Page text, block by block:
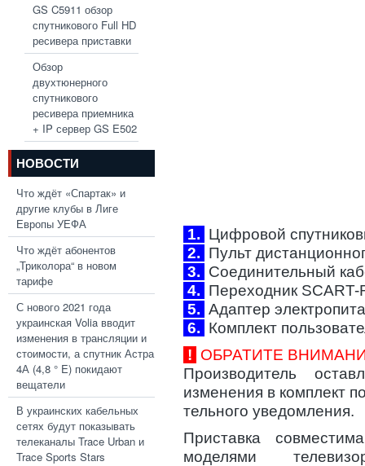
GS C5911 обзор
спутникового Full HD
ресивера приставки
Обзор
двухтюнерного
спутникового
ресивера приемника
+ IP сервер GS E502
НОВОСТИ
Что ждёт «Спартак» и
другие клубы в Лиге
Европы УЕФА
Что ждёт абонентов
„Триколора“ в новом
тарифе
С нового 2021 года
украинская Volia вводит
изменения в трансляции и
стоимости, а спутник Астра
4А (4,8 ° E) покидают
вещатели
В украинских кабельных
сетях будут показывать
телеканалы Trace Urban и
Trace Sports Stars
1. Цифровой
2. Пульт
3. Соединительный
4. Переходник SCART-
5. Адаптер
6. Комплект
! ОБРАТИТЕ
Производитель
изменения в комплект
тельного уведомления.
Приставка
моделями